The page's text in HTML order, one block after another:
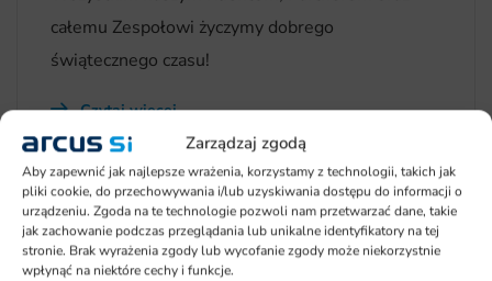
Zarządzaj zgodą
Aby zapewnić jak najlepsze wrażenia, korzystamy z technologii, takich jak
pliki cookie, do przechowywania i/lub uzyskiwania dostępu do informacji o
urządzeniu. Zgoda na te technologie pozwoli nam przetwarzać dane, takie
jak zachowanie podczas przeglądania lub unikalne identyfikatory na tej
stronie. Brak wyrażenia zgody lub wycofanie zgody może niekorzystnie
wpłynąć na niektóre cechy i funkcje.
całemu Zespołowi życzymy dobrego
świątecznego czasu!
Czytaj więcej